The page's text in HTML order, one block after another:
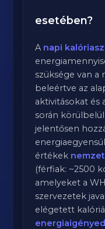
esetében?
A napi
szüksége van a
beleértve az
aktivitásokat és
során körülbelül
jelentősen
értékek
(férfiak: ~2500
amelyeket a
szervezetek
elégetett